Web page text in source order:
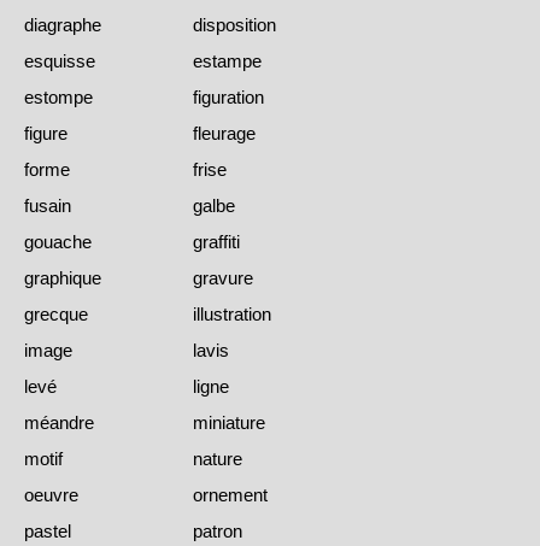
diagraphe
disposition
esquisse
estampe
estompe
figuration
figure
fleurage
forme
frise
fusain
galbe
gouache
graffiti
graphique
gravure
grecque
illustration
image
lavis
levé
ligne
méandre
miniature
motif
nature
oeuvre
ornement
pastel
patron